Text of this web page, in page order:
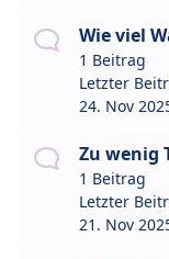
Wie viel
1 Beitrag
Letzter
24. Nov
Zu wenig
1 Beitrag
Letzter
21. Nov